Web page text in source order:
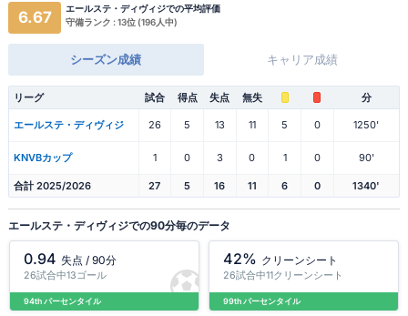
6.67
エールステ・ディヴィジでの平均評価
守備ランク : 13位 (196人中)
シーズン成績 キャリア成績
リーグ 試合 得点 失点 無失 分
エールステ・ディヴィジ 26 5 13 11 5 0 1250'
KNVBカップ 1 0 3 0 1 0 90'
合計 2025/2026 27 5 16 11 6 0 1340'
エールステ・ディヴィジでの90分毎のデータ
0.94 失点 / 90分
26試合中13ゴール
94th パーセンタイル
42% クリーンシート
26試合中11クリーンシート
99th パーセンタイル